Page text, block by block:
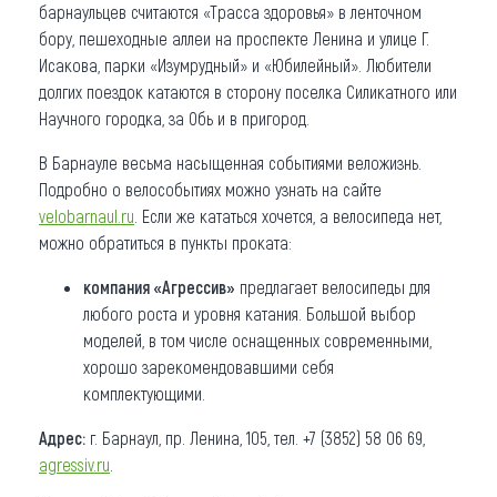
барнаульцев считаются «Трасса здоровья» в ленточном
бору, пешеходные аллеи на проспекте Ленина и улице Г.
Исакова, парки «Изумрудный» и «Юбилейный». Любители
долгих поездок катаются в сторону поселка Силикатного или
Научного городка, за Обь и в пригород.
В Барнауле весьма насыщенная событиями веложизнь.
Подробно о велособытиях можно узнать на сайте
velobarnaul.ru . Если же кататься хочется, а велосипеда нет,
можно обратиться в пункты проката:
компания «Агрессив» предлагает велосипеды для
любого роста и уровня катания. Большой выбор
моделей, в том числе оснащенных современными,
хорошо зарекомендовавшими себя
комплектующими.
Адрес: г. Барнаул, пр. Ленина, 105, тел. +7 (3852) 58 06 69,
agressiv.ru